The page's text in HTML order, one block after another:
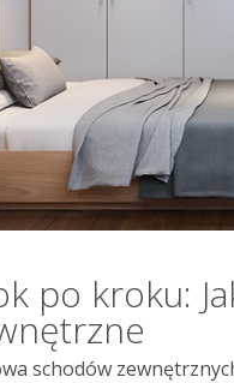
po kroku:
schodów